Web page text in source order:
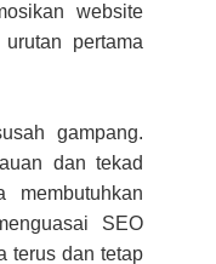
website
pertama
gampang.
dan tekad
membutuhkan
SEO
terus dan tetap